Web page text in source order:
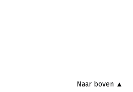
Naar boven ▲